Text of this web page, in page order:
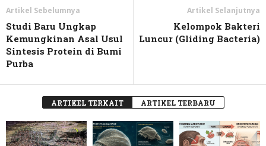
Artikel Sebelumnya
Studi Baru Ungkap
Kemungkinan Asal Usul
Sintesis Protein di Bumi
Purba
Artikel Selanjutnya
Kelompok Bakteri
Luncur (Gliding Bacteria)
ARTIKEL TERKAIT ARTIKEL TERBARU